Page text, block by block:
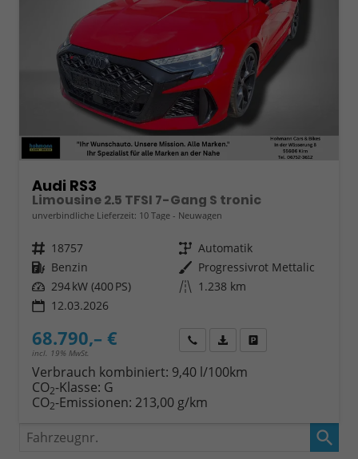
Audi RS3
Limousine 2.5 TFSI 7-Gang S tronic
unverbindliche Lieferzeit: 10 Tage Neuwagen
Fahrzeugnr. 18757 Getriebe Automatik
Kraftstoff Benzin Außenfarbe Progressivrot Mettalic
Leistung 294 kW (400 PS) Kilometerstand 1.238 km
12.03.2026
68.790,– €
incl. 19% MwSt.
Wir rufen Sie anFahrzeugexposé (PDF)
Verbrauch kombiniert: 9,40 l/100km
CO2-Klasse: G
CO2-Emissionen: 213,00 g/km
Fahrzeugnr.